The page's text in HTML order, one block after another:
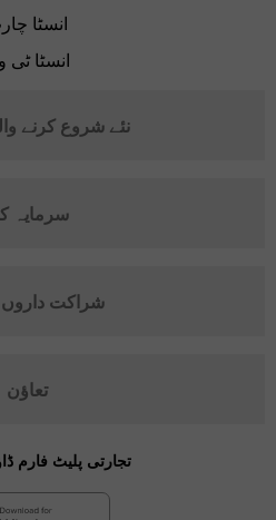
انسٹا
انسٹا ٹی
نئے شروع کرنے
سرمایہ
شراکت داروں
تعاؤن
تجارتی پلیٹ فارم